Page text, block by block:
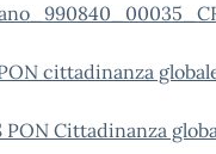
cittadinanza
PON Cittadinanza